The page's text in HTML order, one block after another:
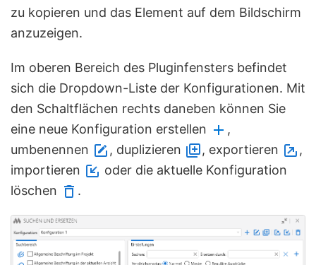
zu kopieren und das Element auf dem Bildschirm
anzuzeigen.
Im oberen Bereich des Pluginfensters befindet
sich die Dropdown-Liste der Konfigurationen. Mit
den Schaltflächen rechts daneben können Sie
eine neue Konfiguration erstellen
,
umbenennen
, duplizieren , exportieren
,
importieren
oder die aktuelle Konfiguration
löschen
.